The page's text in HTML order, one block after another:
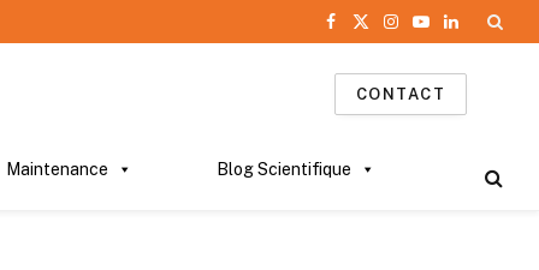
Facebook
X
(Twitter)
Instagram
YouTube
LinkedIn
CONTACT
Maintenance Blog Scientifique